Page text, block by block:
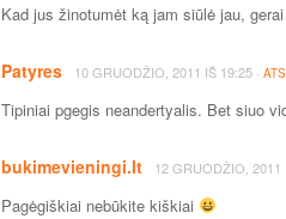
Kad jus žinotumėt ką jam siūlė jau,
Patyres 10 GRUODŽIO, 2011 IŠ 19:25 ·
Tipiniai pgegis neandertyalis. Bet siuo
bukimevieningi.lt 12 GRUODŽIO, 2011
Pagėgiškiai nebūkite kiškiai